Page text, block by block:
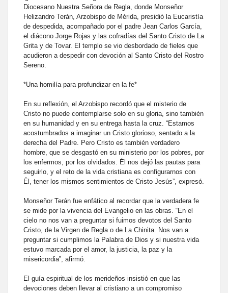
Diocesano Nuestra Señora de Regla, donde Monseñor
Helizandro Terán, Arzobispo de Mérida, presidió la Eucaristía
de despedida, acompañado por el padre Jean Carlos García,
el diácono Jorge Rojas y las cofradías del Santo Cristo de La
Grita y de Tovar. El templo se vio desbordado de fieles que
acudieron a despedir con devoción al Santo Cristo del Rostro
Sereno.
*Una homilía para profundizar en la fe*
En su reflexión, el Arzobispo recordó que el misterio de
Cristo no puede contemplarse solo en su gloria, sino también
en su humanidad y en su entrega hasta la cruz. “Estamos
acostumbrados a imaginar un Cristo glorioso, sentado a la
derecha del Padre. Pero Cristo es también verdadero
hombre, que se desgastó en su ministerio por los pobres, por
los enfermos, por los olvidados. Él nos dejó las pautas para
seguirlo, y el reto de la vida cristiana es configurarnos con
Él, tener los mismos sentimientos de Cristo Jesús”, expresó.
Monseñor Terán fue enfático al recordar que la verdadera fe
se mide por la vivencia del Evangelio en las obras. “En el
cielo no nos van a preguntar si fuimos devotos del Santo
Cristo, de la Virgen de Regla o de La Chinita. Nos van a
preguntar si cumplimos la Palabra de Dios y si nuestra vida
estuvo marcada por el amor, la justicia, la paz y la
misericordia”, afirmó.
El guía espiritual de los merideños insistió en que las
devociones deben llevar al cristiano a un compromiso